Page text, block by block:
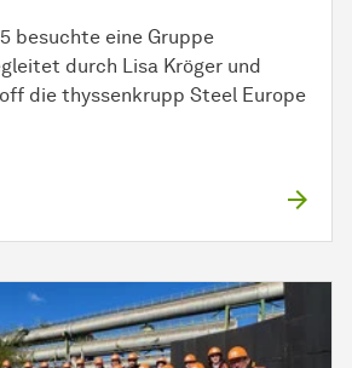
besuchte eine Gruppe
durch Lisa Kröger und
die thyssenkrupp Steel Europe